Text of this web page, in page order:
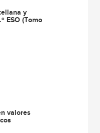
y
ESO (Tomo
valores